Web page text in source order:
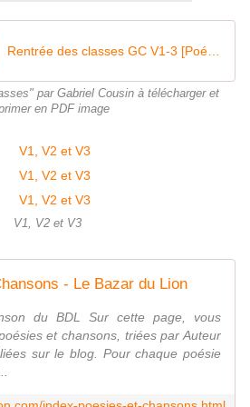
par Gabriel Cousin à télécharger et
en PDF image
V1, V2 et V3
- Le Bazar du Lion
du BDL Sur cette page, vous
et chansons, triées par Auteur
sur le blog. Pour chaque poésie